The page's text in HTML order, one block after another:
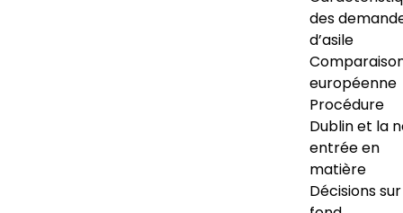
des
d’asile
européenne
Procédure
Dublin et la
entrée en
matière
Décisions